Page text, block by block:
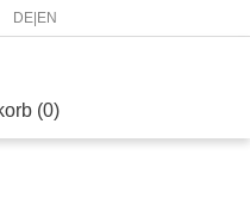
DE| EN
(0)